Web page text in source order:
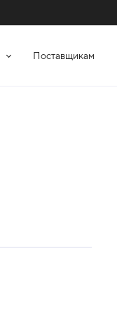
Поставщикам